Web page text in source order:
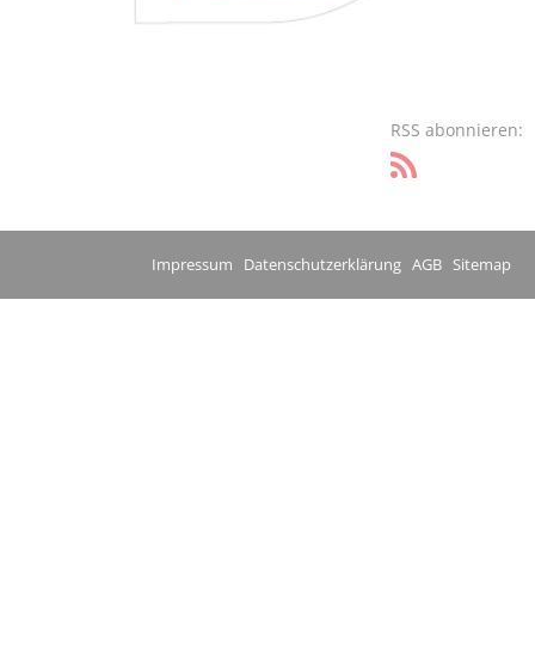
RSS abonnieren:
Impressum Datenschutzerklärung AGB Sitemap